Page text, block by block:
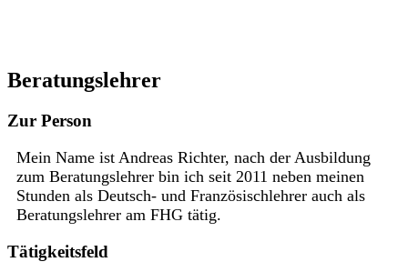
Beratungslehrer
Zur Person
Mein Name ist Andreas Richter, nach der Ausbildung
zum Beratungslehrer bin ich seit 2011 neben meinen
Stunden als Deutsch- und Französischlehrer auch als
Beratungslehrer am FHG tätig.
Tätigkeitsfeld